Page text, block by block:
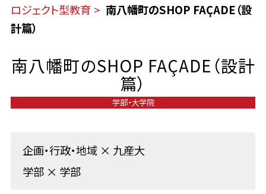
ロジェクト型教育
南八幡町のSHOP FAÇADE（設
計篇）
南八幡町のSHOP FAÇADE（設計
篇）
学部・大学院
企画・行政・地域 × 九産大
学部 × 学部